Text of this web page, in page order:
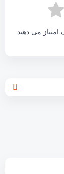
امتیاز می دهید.